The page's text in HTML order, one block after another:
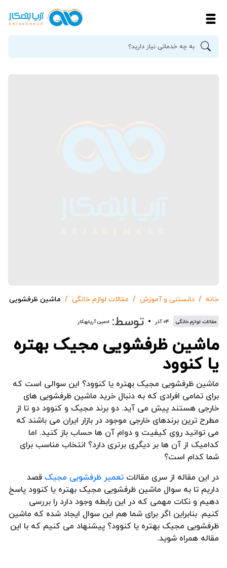
خانه دانستنی و آموزش مقالات لوازم خانگی ماشین ظرفشویی
مقالات لوازم خانگی ۰۴ آذر توسط: ادمین آریابهکار
ماشین ظرفشویی مجیک بهتره
یا کنوود
ماشین ظرفشویی مجیک بهتره یا کنوود؟ این سوالی است که
برای تمامی افرادی که به دنبال خرید ماشین ظرفشویی های
خارجی هستند پیش می آید. دو برند مجیک و کنوود دو تا از
مطرح ترین برندهای خارجی موجود در بازار ایران می باشند که
می توانید روی کیفیت و دوام آن ها حساب باز کنید. اما
کدامیک از آن ها بر دیگری برتری دارد؟ انتخاب مناسب برای
شما کدام است؟
در این مقاله از سری مقالات تعمیر ظرفشویی مجیک قصد
داریم تا به سوال ماشین ظرفشویی مجیک بهتره یا کنوود پاسخ
دهیم و نکات مهمی که در این رابطه وجود دارد را بررسی
کنیم. بنابراین اگر برای شما هم این سوال ایجاد شده که ماشین
ظرفشویی مجیک بهتره یا کنوود؟ پیشنهاد می کنیم که با این
مقاله همراه شوید.